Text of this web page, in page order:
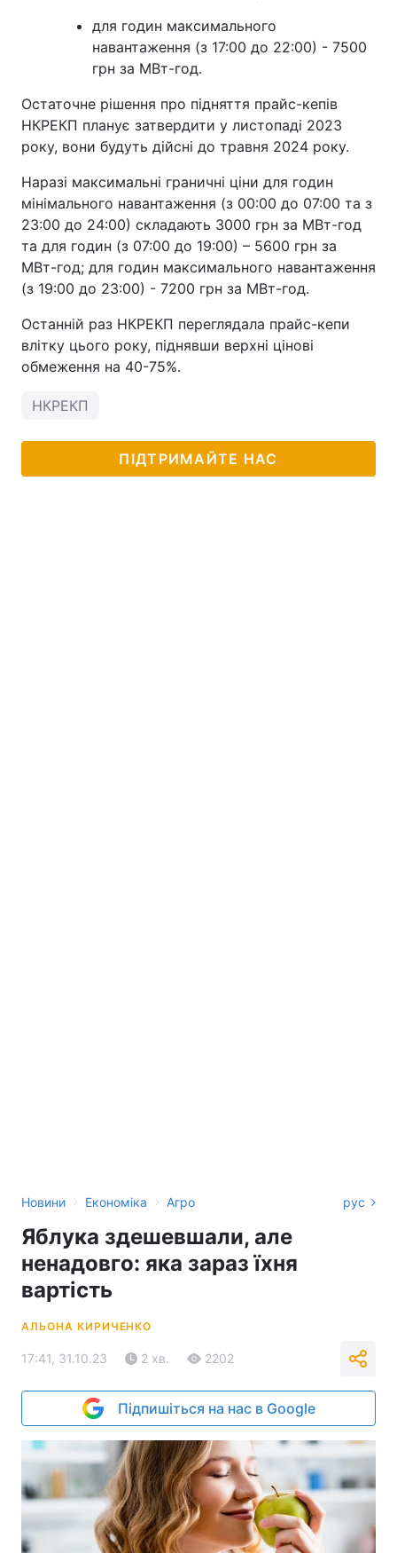
для годин максимального
навантаження (з 17:00 до 22:00) - 7500
грн за МВт-год.
Остаточне рішення про підняття прайс-кепів
НКРЕКП планує затвердити у листопаді 2023
року, вони будуть дійсні до травня 2024 року.
Наразі максимальні граничні ціни для годин
мінімального навантаження (з 00:00 до 07:00 та з
23:00 до 24:00) складають 3000 грн за МВт-год
та для годин (з 07:00 до 19:00) – 5600 грн за
МВт-год; для годин максимального навантаження
(з 19:00 до 23:00) - 7200 грн за МВт-год.
Останній раз НКРЕКП переглядала прайс-кепи
влітку цього року, піднявши верхні цінові
обмеження на 40-75%.
НКРЕКП
ПІДТРИМАЙТЕ НАС
Новини › Економіка › Агро рус
Яблука здешевшали, але
ненадовго: яка зараз їхня
вартість
АЛЬОНА КИРИЧЕНКО
17:41, 31.10.23 2 хв. 2202
Підпишіться на нас в Google